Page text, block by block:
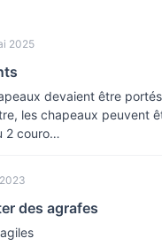
2025
devaient être
les chapeaux peuvent
2 couro…
des agrafes